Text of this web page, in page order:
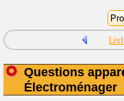
Questions
Électroménager